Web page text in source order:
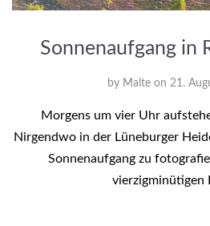
Sonnenaufgang in
by Malte on 21.
Morgens um vier Uhr
Nirgendwo in der Lüneburger
Sonnenaufgang zu
vierzigminütigen